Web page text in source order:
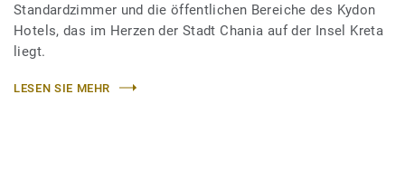
Standardzimmer und die öffentlichen Bereiche des Kydon
Hotels, das im Herzen der Stadt Chania auf der Insel Kreta
liegt.
LESEN SIE MEHR